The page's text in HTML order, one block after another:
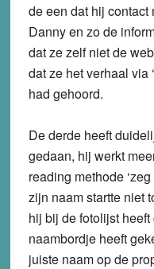
de een dat hij contact
Danny en zo de
dat ze zelf niet de
dat ze het verhaal via
had gehoord.
De derde heeft
gedaan, hij werkt
reading methode
zijn naam startte niet
hij bij de fotolijst
naambordje heeft
juiste naam op de